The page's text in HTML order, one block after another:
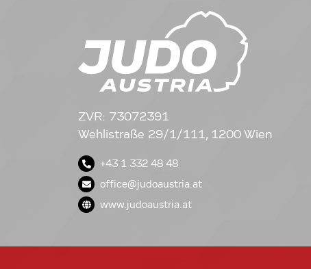
ZVR: 73072391
Wehlistraße 29/1/111, 1200 Wien
+43 1 332 48 48
office@judoaustria.at
www.judoaustria.at